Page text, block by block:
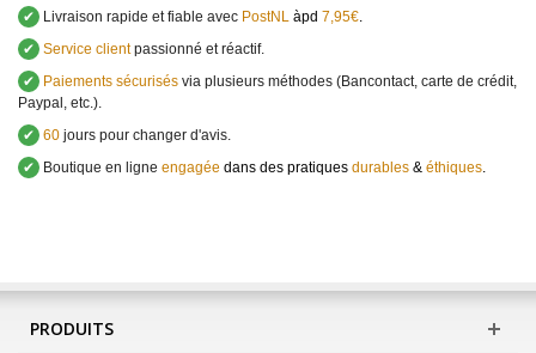
✔
Livraison rapide et fiable avec PostNL àpd 7,95€.
✔ Service clientpassionné et réactif.
✔
Paiements sécurisés via plusieurs méthodes (Bancontact, carte de crédit,
Paypal, etc.).
✔ 60 jours pour changer d'avis.
✔
Boutique en ligne engagée dans des pratiques durables & éthiques.
PRODUITS